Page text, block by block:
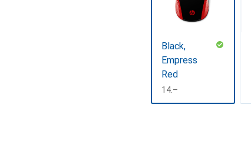
Black,
Empress
Red
CHF
14.–